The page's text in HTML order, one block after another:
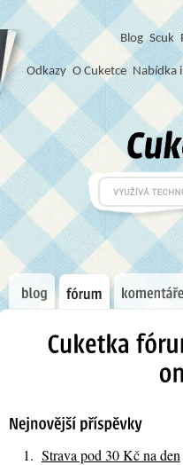
Blog Scuk
Odkazy O Cuketce Nabídka
Strava pod 30 Kč na den